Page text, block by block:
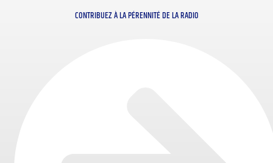
CONTRIBUEZ À LA PÉRENNITÉ DE LA RADIO